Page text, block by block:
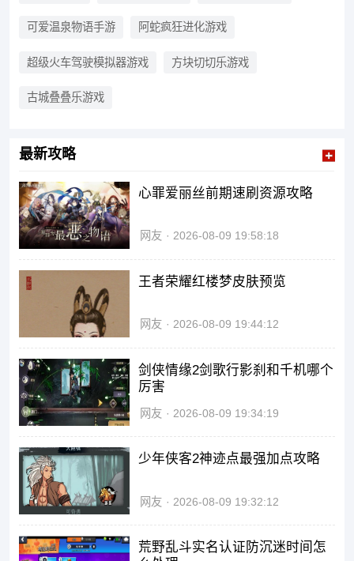
可爱温泉物语手游 阿蛇疯狂进化游戏
超级火车驾驶模拟器游戏 方块切切乐游戏
古城叠叠乐游戏
最新攻略
心罪爱丽丝前期速刷资源攻略
网友 2026-08-09 19:58:18
王者荣耀红楼梦皮肤预览
网友 2026-08-09 19:44:12
剑侠情缘2剑歌行影刹和千机哪个
厉害
网友 2026-08-09 19:34:19
少年侠客2神迹点最强加点攻略
网友 2026-08-09 19:32:12
荒野乱斗实名认证防沉迷时间怎